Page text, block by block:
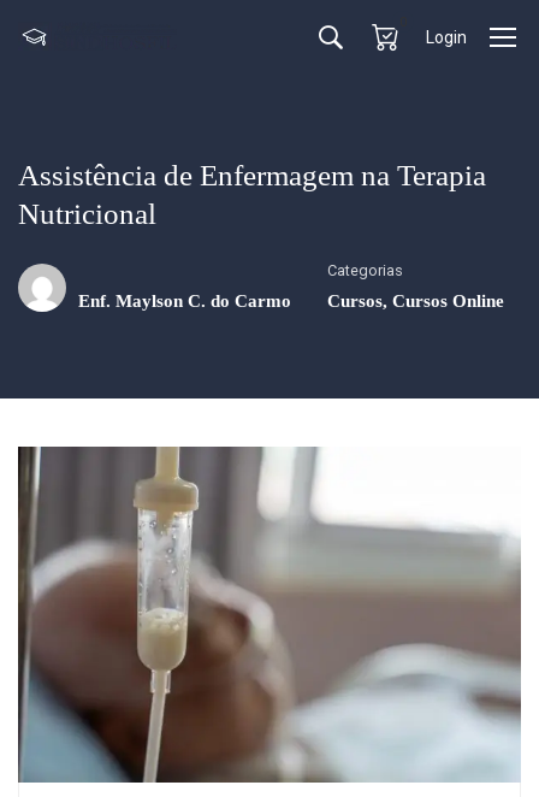
Login
Assistência de Enfermagem na Terapia
Nutricional
Enf. Maylson C. do Carmo
Categorias
Cursos, Cursos Online